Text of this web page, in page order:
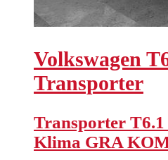
Volkswagen
Transporter
Transporter
Klima GRA